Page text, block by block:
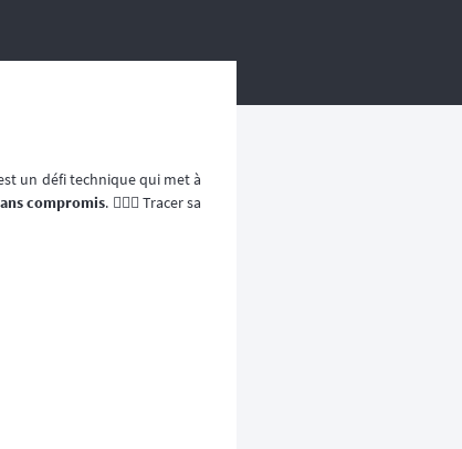
un défi technique qui met à
compromis. 🚴🏼‍♂️ Tracer sa